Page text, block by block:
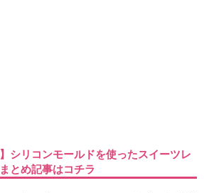
シリコンモールドを使ったスイーツレ
とめ記事はコチラ